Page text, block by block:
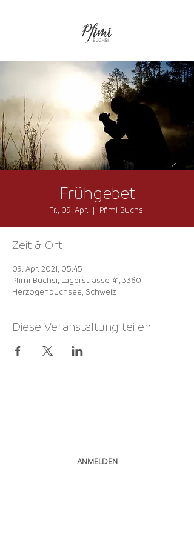
Frühgebet
Fr., 09. Apr.
  |
Pfimi Buchsi
Zeit & Ort
09. Apr. 2021, 05:45
Pfimi Buchsi, Lagerstrasse 41, 3360
Herzogenbuchsee, Schweiz
Diese Veranstaltung teilen
ANMELDEN